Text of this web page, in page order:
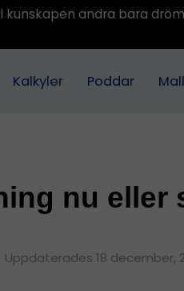
kunskapen andra bara
Kalkyler Poddar
nu eller
Uppdaterades 18 december,